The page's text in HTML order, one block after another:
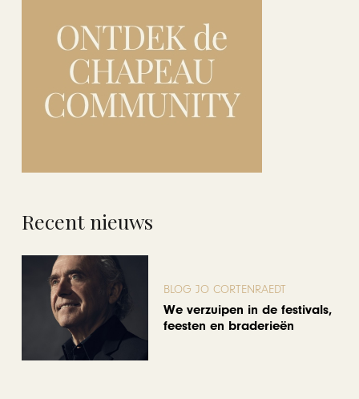
Recent nieuws
BLOG JO CORTENRAEDT
We verzuipen in de festivals,
feesten en braderieën